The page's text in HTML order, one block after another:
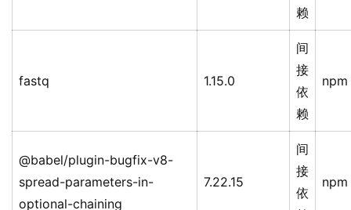
赖
fastq 1.15.0
间
接
依
赖
npm
@babel/plugin-bugfix-v8-
spread-parameters-in-
optional-chaining
7.22.15
间
接
依
npm